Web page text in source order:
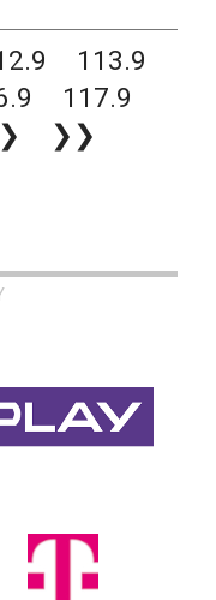
113.9
117.9
❯ ❯❯